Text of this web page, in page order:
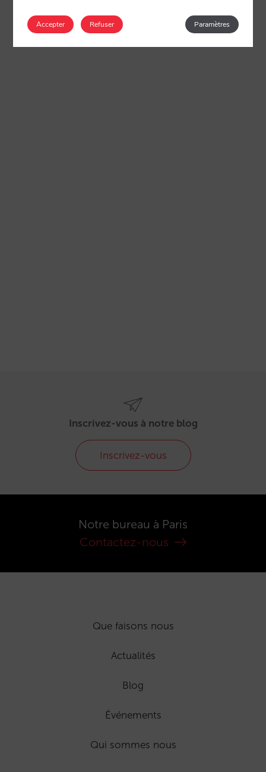
Inscrivez-vous à notre blog
Inscrivez-vous
Notre bureau à Paris
Contactez-nous
Que faisons nous
Actualités
Blog
Événements
Qui sommes nous
Accepter Paramètres
Refuser